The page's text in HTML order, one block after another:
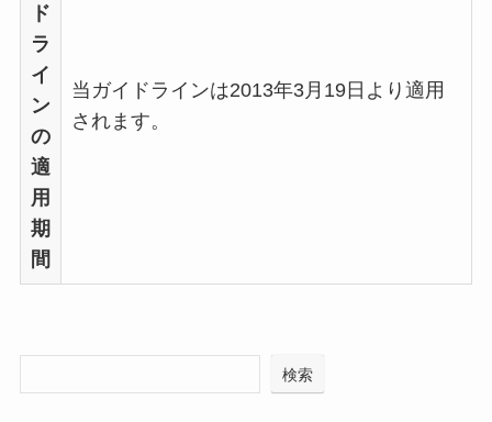
ド
ラ
イ
ン
の
適
用
期
間
当ガイドラインは2013年3月19日より適用
されます。
検索